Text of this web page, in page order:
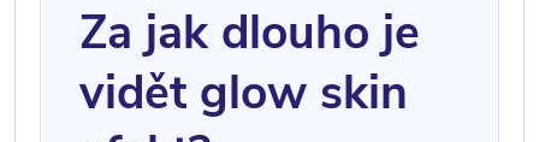
Za jak dlouho je
vidět glow skin